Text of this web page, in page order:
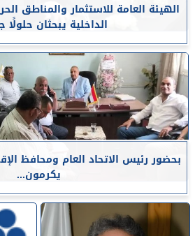
الهيئة العامة للاستثمار والمناطق
الداخلية يبحثان حلولًا
بحضور رئيس الاتحاد العام ومحافظ
يكرمون...